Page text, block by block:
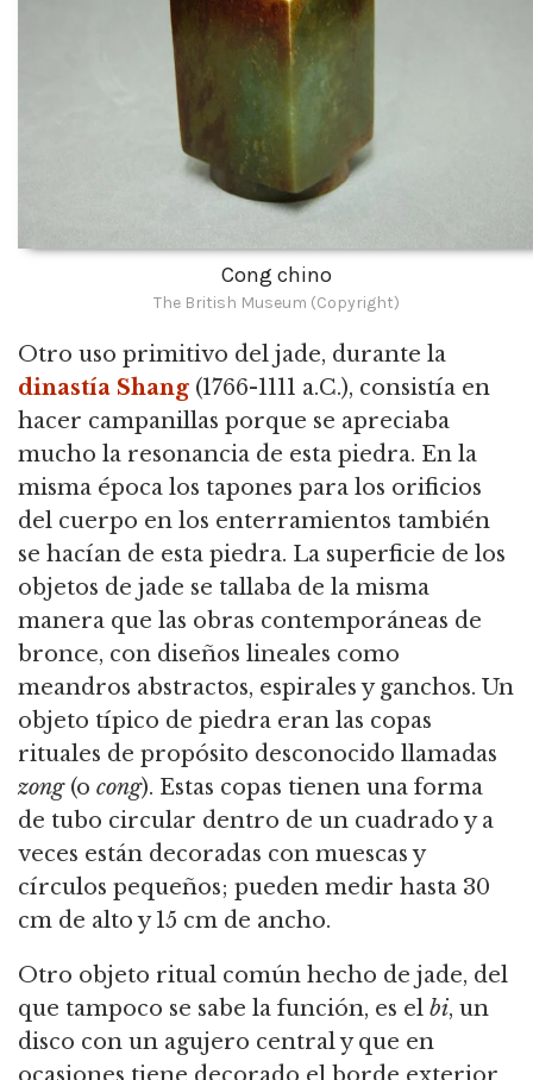
Cong chino
The British Museum (Copyright)
Otro uso primitivo del jade, durante la
dinastía Shang (1766-1111 a.C.), consistía en
hacer campanillas porque se apreciaba
mucho la resonancia de esta piedra. En la
misma época los tapones para los orificios
del cuerpo en los enterramientos también
se hacían de esta piedra. La superficie de los
objetos de jade se tallaba de la misma
manera que las obras contemporáneas de
bronce, con diseños lineales como
meandros abstractos, espirales y ganchos. Un
objeto típico de piedra eran las copas
rituales de propósito desconocido llamadas
zong (o cong). Estas copas tienen una forma
de tubo circular dentro de un cuadrado y a
veces están decoradas con muescas y
círculos pequeños; pueden medir hasta 30
cm de alto y 15 cm de ancho.
Otro objeto ritual común hecho de jade, del
que tampoco se sabe la función, es el bi, un
disco con un agujero central y que en